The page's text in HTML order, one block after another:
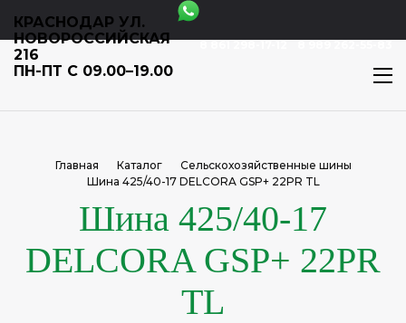
КРАСНОДАР УЛ.
НОВОРОССИЙСКАЯ
216
ПН-ПТ С 09.00–19.00
8 861 298-17-12 8 989 262-55-83
Главная Каталог
Сельскохозяйственные шины
Шина 425/40-17 DELCORA GSP+ 22PR TL
Шина 425/40-17
DELCORA GSP+ 22PR
TL